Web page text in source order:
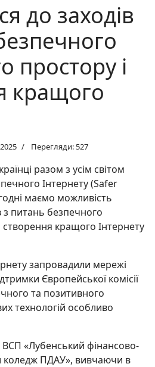
до заходів
простору і
кращого
Перегляди: 527
разом з усім світом
Інтернету (Safer
маємо можливість
з питань безпечного
кращого Інтернету
запровадили мережі
Європейської комісії
та позитивного
технологій особливо
ВСП «Лубенський фінансово-
коледж ПДАУ», вивчаючи в